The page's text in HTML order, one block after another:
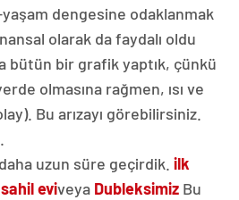
dengesine odaklanmak
olarak da faydalı oldu
bütün bir grafik yaptık, çünkü
olmasına rağmen, ısı ve
Bu arızayı görebilirsiniz.
uzun süre geçirdik. ilk
sahil eviveya Dubleksimiz Bu